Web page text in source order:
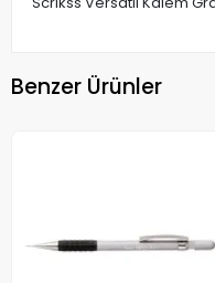
Benzer Ürünler